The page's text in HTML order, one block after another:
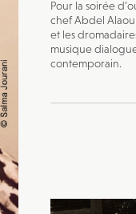
Pour la soirée
chef Abdel
et les
musique
contemporain.